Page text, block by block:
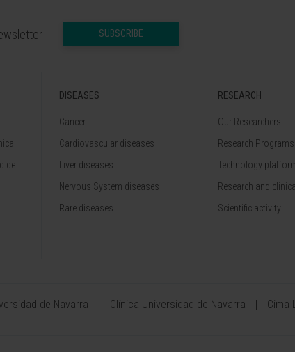
SUBSCRIBE
de
DISEASES
Cancer
Cardiovascular diseases
Liver diseases
Nervous System diseases
Rare diseases
RESEARCH
Our Researchers
Research Programs
Technology
Research and
Scientific activity
de Navarra Clínica Universidad de Navarra Cima